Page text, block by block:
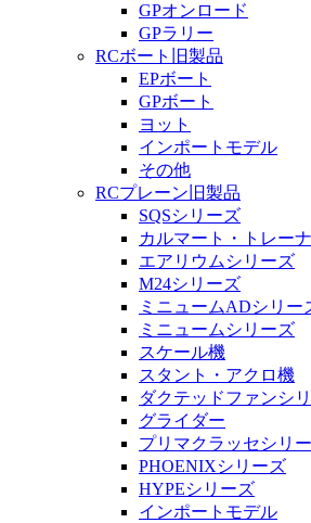
GPオンロード
GPラリー
RCボート旧製品
EPボート
GPボート
ヨット
インポートモデル
その他
RCプレーン旧製品
SQSシリーズ
カルマート・トレー
エアリウムシリーズ
M24シリーズ
ミニュームADシリー
ミニュームシリーズ
スケール機
スタント・アクロ機
ダクテッドファンシ
グライダー
プリマクラッセシリ
PHOENIXシリーズ
HYPEシリーズ
インポートモデル